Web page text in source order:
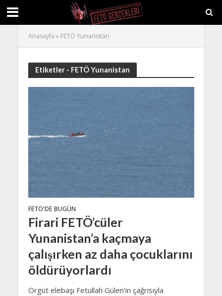
Anasayfa » FETÖ Yunanistan
Etiketler - FETÖ Yunanistan
FETÖ'DE BUGÜN
Firari FETÖ’cüler
Yunanistan’a kaçmaya
çalışırken az daha çocuklarını
öldürüyorlardı
Örgüt elebaşı Fetullah Gülen’in çağrısıyla